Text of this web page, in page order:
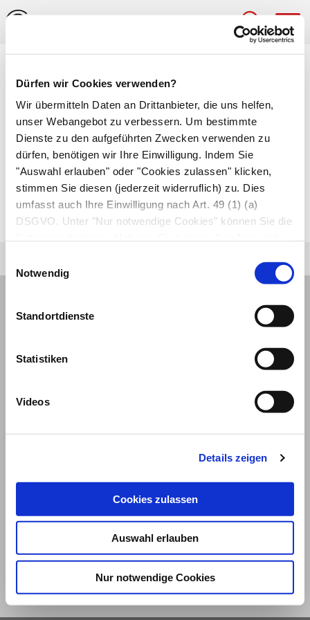
Dürfen wir Cookies verwenden?
Wir übermitteln Daten an Drittanbieter, die uns helfen,
unser Webangebot zu verbessern. Um bestimmte
Dienste zu den aufgeführten Zwecken verwenden zu
dürfen, benötigen wir Ihre Einwilligung. Indem Sie
"Auswahl erlauben" oder "Cookies zulassen" klicken,
stimmen Sie diesen (jederzeit widerruflich) zu. Dies
umfasst auch Ihre Einwilligung nach Art. 49 (1) (a)
DSGVO. Unter "Nur notwendige Cookies" können Sie die
Notwendig
Standortdienste
Statistiken
Videos
Details zeigen
Cookies zulassen
Auswahl erlauben
Nur notwendige Cookies
Zystopyelitis (Pyelozystitis)
Gleichzeitige Blasenentzündung (Zystitis) als
auch unter denen einer
Nierenbeckenentzündung(Pyelonephritis). Ist
auch das Nierengewebe mit betroffen, spricht
der von einer Zystopyelonephritis .
Datenschutz Privatsphäre